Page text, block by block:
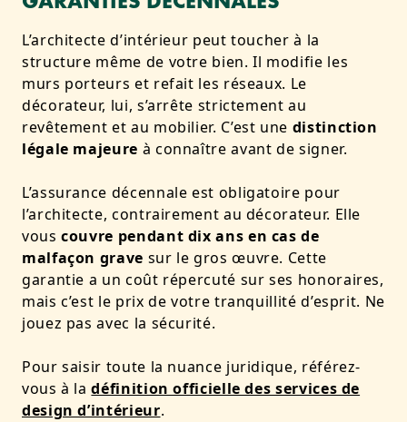
L’architecte d’intérieur peut toucher à la
structure même de votre bien. Il modifie les
murs porteurs et refait les réseaux. Le
décorateur, lui, s’arrête strictement au
revêtement et au mobilier. C’est une distinction
légale majeure à connaître avant de signer.
L’assurance décennale est obligatoire pour
l’architecte, contrairement au décorateur. Elle
vouscouvre pendant dix ans en cas de
malfaçon grave sur le gros œuvre. Cette
garantie a un coût répercuté sur ses honoraires,
mais c’est le prix de votre tranquillité d’esprit. Ne
jouez pas avec la sécurité.
Pour saisir toute la nuance juridique, référez-
vous à ladéfinition officielle des services de
design d’intérieur.